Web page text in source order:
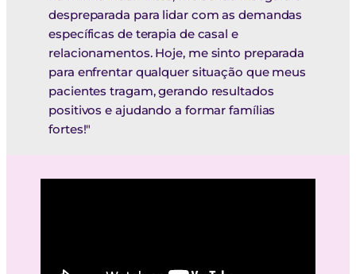
despreparada para lidar com as demandas
específicas de terapia de casal e
relacionamentos. Hoje, me sinto preparada
para enfrentar qualquer situação que meus
pacientes tragam, gerando resultados
positivos e ajudando a formar famílias
fortes!"